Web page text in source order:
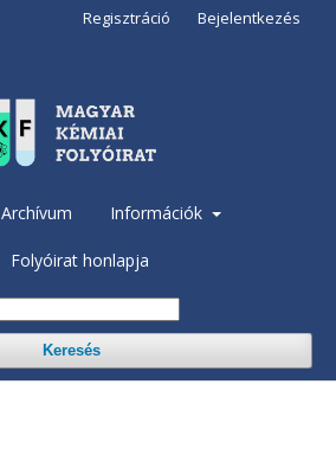
Archívum Információk
Folyóirat honlapja
Keresés
Regisztráció Bejelentkezés